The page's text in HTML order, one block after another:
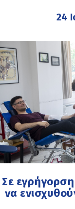
24
Σε εγρήγορση
να